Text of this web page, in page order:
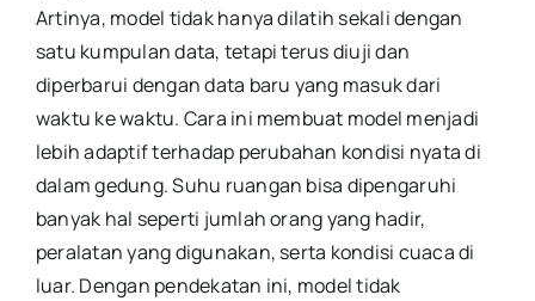
Artinya, model tidak hanya dilatih sekali dengan
satu kumpulan data, tetapi terus diuji dan
diperbarui dengan data baru yang masuk dari
waktu ke waktu. Cara ini membuat model menjadi
lebih adaptif terhadap perubahan kondisi nyata di
dalam gedung. Suhu ruangan bisa dipengaruhi
banyak hal seperti jumlah orang yang hadir,
peralatan yang digunakan, serta kondisi cuaca di
luar. Dengan pendekatan ini, model tidak